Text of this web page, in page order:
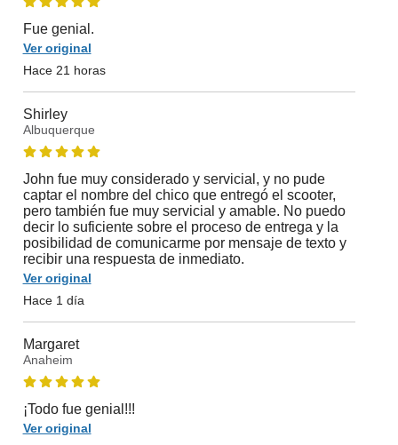
Fue genial.
Ver original
Hace 21 horas
Shirley
Albuquerque
John fue muy considerado y servicial, y no pude
captar el nombre del chico que entregó el scooter,
pero también fue muy servicial y amable. No puedo
decir lo suficiente sobre el proceso de entrega y la
posibilidad de comunicarme por mensaje de texto y
recibir una respuesta de inmediato.
Ver original
Hace 1 día
Margaret
Anaheim
¡Todo fue genial!!!
Ver original